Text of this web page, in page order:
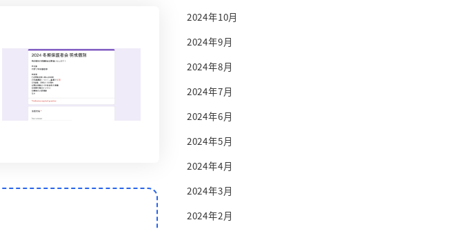
2024年10月
2024年9月
2024年8月
2024年7月
2024年6月
2024年5月
2024年4月
2024年3月
2024年2月